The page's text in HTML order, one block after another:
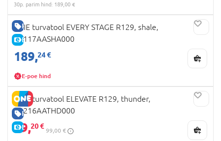
30p. parim hind: 189,00 €
HEA HIND
E-HIND
JOIE turvatool EVERY STAGE R129, shale,
C2117AASHA000
189,24 €
E-poe hind
HEA HIND
E-HIND
JOIE turvatool ELEVATE R129, thunder,
C2216AATHD000
79,20 €
99,00 €